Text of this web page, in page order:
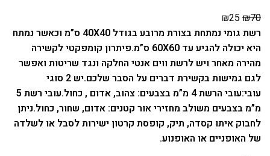
₪70
₪25
רשת גומי נמתחת בצורת מרובע בגודל 40X40 ס”מ וכאשר נמתח
היא יכולה להגיע עד 60X60 ס”מ.
פיתרון קומפקטי לקשירה
מהירה מאחר ויש לרשת ווים אנטי החלקה ונגד שריטות ואפשר
לגם גמישות בקשירת דברים על הסבר שלכם.
יש 2 סוגי
עובי:עובי הרשת 4 מ”מ בצבעים: צהוב, אדום , כחול.
עובי רשת 5
מ”מ בצבעים משולב מחזירי אור קטנים: אדום, שחור, כחול.ניתן
לחבוק איתו קסדה, תיק, קופסת קרטון ישירות לסבל או לשלדה
של האופניים או האופנוע.